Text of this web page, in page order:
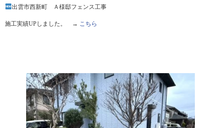
出雲市西新町 Ａ様邸フェンス工事
施工実績UPしました。 → こちら